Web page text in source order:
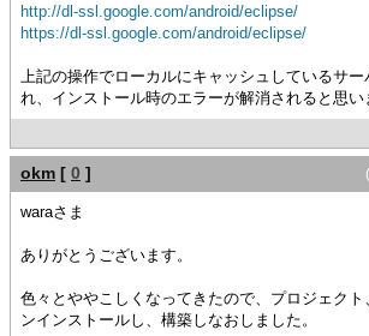
http://dl-ssl.google.com/android/eclipse/
https://dl-ssl.google.com/android/eclipse/
上記の操作でローカルにキャッシュしているサ
れ、インストール時のエラーが解消されると思い
okm [ 0 ]
waraさま
ありがとうございます。
色々とややこしくなってきたので、プロジェクト
ンインストールし、構築しなおしました。